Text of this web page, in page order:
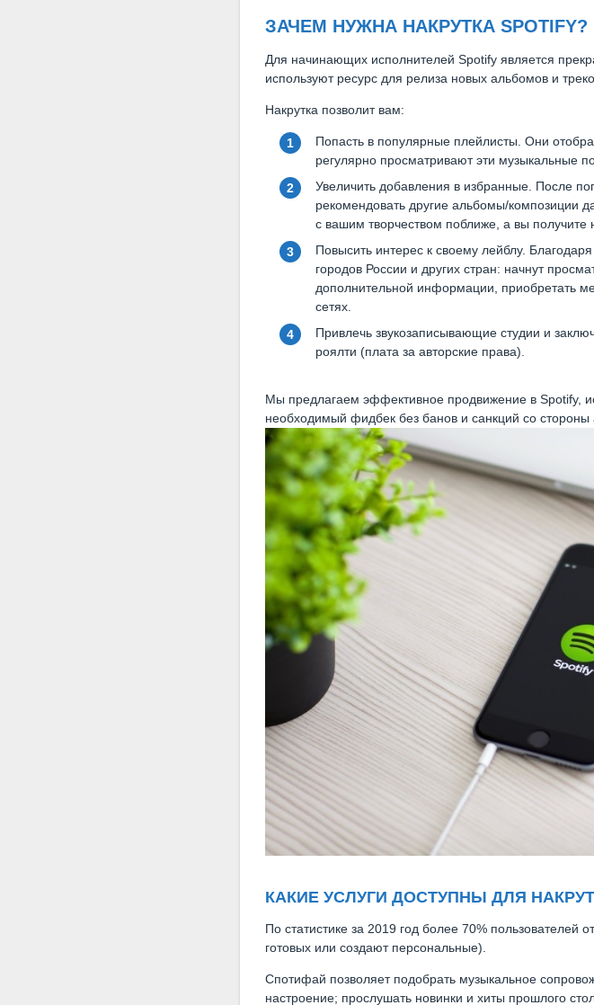
ЗАЧЕМ НУЖНА НАКРУТКА SPOTIFY?
Для начинающих исполнителей Spotify является
используют ресурс для релиза новых альбомов и
Накрутка позволит вам:
Попасть в популярные плейлисты. Они
регулярно просматривают эти музыкальные
Увеличить добавления в избранные. После
рекомендовать другие альбомы/композиции
с вашим творчеством поближе, а вы получите
Повысить интерес к своему лейблу.
городов России и других стран: начнут
дополнительной информации, приобретать
сетях.
Привлечь звукозаписывающие студии и
роялти (плата за авторские права).
Мы предлагаем эффективное продвижение в Spotify,
необходимый фидбек без банов и санкций со
КАКИЕ УСЛУГИ ДОСТУПНЫ ДЛЯ
По статистике за 2019 год более 70%
готовых или создают персональные).
Спотифай позволяет подобрать музыкальное
настроение; прослушать новинки и хиты прошлого